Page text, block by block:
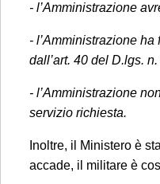
- l’Amministrazione
- l’Amministrazione
dall’art. 40 del D.lgs.
- l’Amministrazione
servizio richiesta.
Inoltre, il Ministero è
accade, il militare è